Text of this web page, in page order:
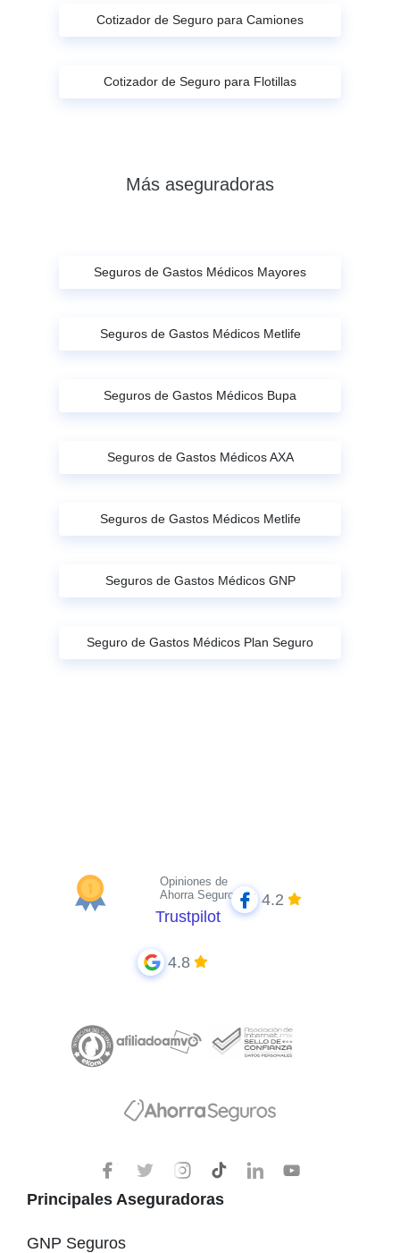
Cotizador de Seguro para Camiones
Cotizador de Seguro para Flotillas
Más aseguradoras
Seguros de Gastos Médicos Mayores
Seguros de Gastos Médicos Metlife
Seguros de Gastos Médicos Bupa
Seguros de Gastos Médicos AXA
Seguros de Gastos Médicos Metlife
Seguros de Gastos Médicos GNP
Seguro de Gastos Médicos Plan Seguro
Opiniones de
Ahorra Seguros
Trustpilot
4.2
4.8
Principales Aseguradoras
GNP Seguros